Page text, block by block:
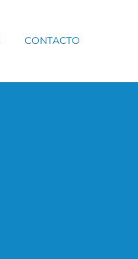
CONTACTO